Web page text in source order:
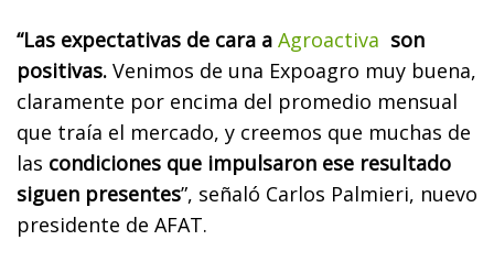
“Las expectativas de cara a Agroactiva son
positivas. Venimos de una Expoagro muy buena,
claramente por encima del promedio mensual
que traía el mercado, y creemos que muchas de
las condiciones que impulsaron ese resultado
siguen presentes”, señaló Carlos Palmieri, nuevo
presidente de AFAT.